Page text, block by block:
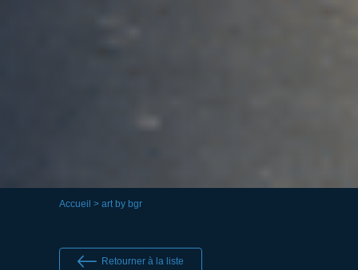
Accueil > art by bgr
Retourner à la liste